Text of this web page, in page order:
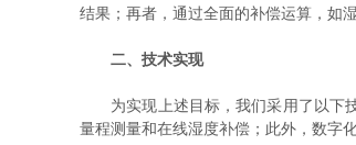
结果；再者，通过全面的补偿运算，如
二、技术实现
为实现上述目标，我们采用了以下技
量程测量和在线湿度补偿；此外，数字